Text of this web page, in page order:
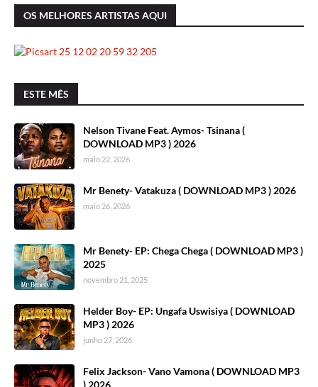
OS MELHORES ARTISTAS AQUI
ESTE MÊS
Nelson Tivane Feat. Aymos- Tsinana (
DOWNLOAD MP3 ) 2026
maio 22, 2026
Mr Benety- Vatakuza ( DOWNLOAD MP3 ) 2026
maio 26, 2026
Mr Benety- EP: Chega Chega ( DOWNLOAD MP3 )
2025
novembro 21, 2025
Helder Boy- EP: Ungafa Uswisiya ( DOWNLOAD
MP3 ) 2026
junho 27, 2026
Felix Jackson- Vano Vamona ( DOWNLOAD MP3
) 2026